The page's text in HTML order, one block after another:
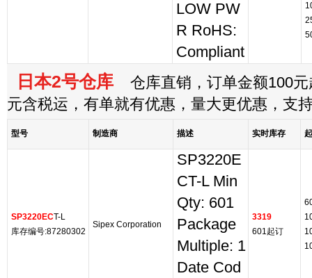
LOW PW
R RoHS:
Compliant
日本2号仓库 仓库直销，订单金额100元
元含税运，有单就有优惠，量大更优惠，支
型号 制造商 描述 实时库存
SP3220ECT-L
库存编号:87280302
Sipex Corporation
SP3220E
CT-L Min
Qty: 601
Package
Multiple: 1
Date Cod
3319
601起订